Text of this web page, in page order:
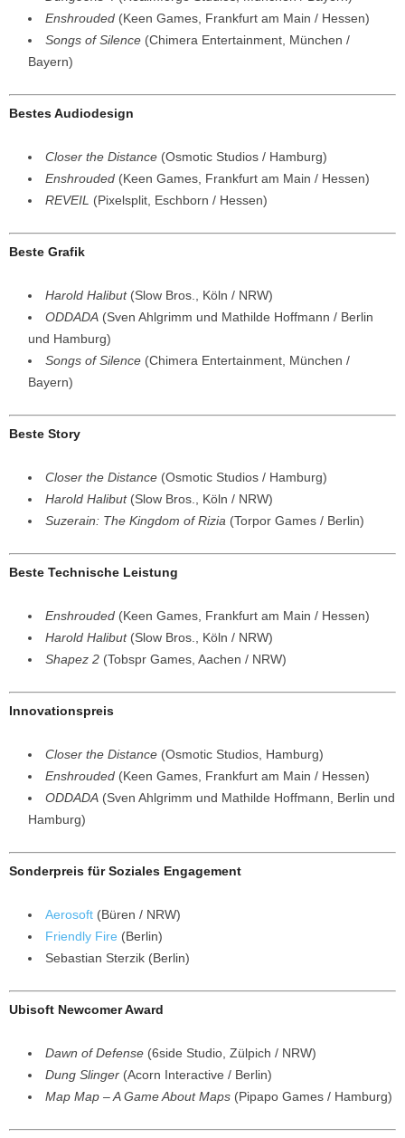
Enshrouded (Keen Games, Frankfurt am Main / Hessen)
Songs of Silence (Chimera Entertainment, München /
Bayern)
Bestes Audiodesign
Closer the Distance (Osmotic Studios / Hamburg)
Enshrouded (Keen Games, Frankfurt am Main / Hessen)
REVEIL (Pixelsplit, Eschborn / Hessen)
Beste Grafik
Harold Halibut(Slow Bros., Köln / NRW)
ODDADA (Sven Ahlgrimm und Mathilde Hoffmann / Berlin
und Hamburg)
Songs of Silence (Chimera Entertainment, München /
Bayern)
Beste Story
Closer the Distance (Osmotic Studios / Hamburg)
Harold Halibut(Slow Bros., Köln / NRW)
Suzerain: The Kingdom of Rizia (Torpor Games / Berlin)
Beste Technische Leistung
Enshrouded (Keen Games, Frankfurt am Main / Hessen)
Harold Halibut(Slow Bros., Köln / NRW)
Shapez 2 (Tobspr Games, Aachen / NRW)
Innovationspreis
Closer the Distance (Osmotic Studios, Hamburg)
Enshrouded (Keen Games, Frankfurt am Main / Hessen)
ODDADA (Sven Ahlgrimm und Mathilde Hoffmann, Berlin und
Hamburg)
Sonderpreis für Soziales Engagement
Aerosoft (Büren / NRW)
Friendly Fire (Berlin)
Sebastian Sterzik (Berlin)
Ubisoft Newcomer Award
Dawn of Defense (6side Studio, Zülpich / NRW)
Dung Slinger (Acorn Interactive / Berlin)
Map Map – A Game About Maps (Pipapo Games / Hamburg)